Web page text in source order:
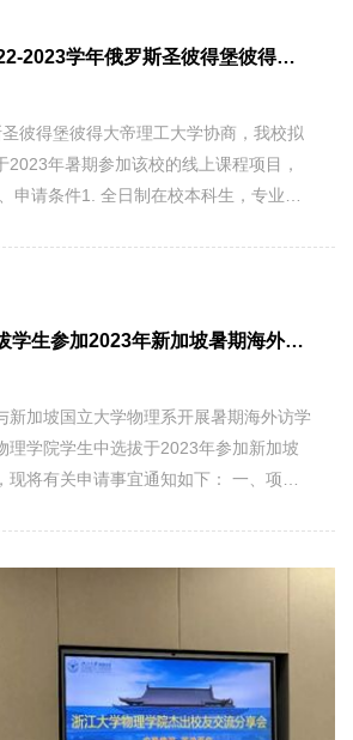
谈会上，潘帅向邹安川一行介绍了公司的
、竞争优势、发展目标以及在专利申报、
等方面与学校、企业开展合作的情况，同
间学习生活的经历，对物理学院的精心教
安川代表物理学院感谢院友们多年来对学
情况。他表示，校友是学院的宝贵财富和
、未来前景“无限可期”，希望通过此次
需求，持续增强校企合作，为毕业生顺利
更大助力，实现校企深度融合；同时也希
调研学习，胸怀远大理想抱负，脚踏实地
做人和做学问的眼界、能力。 同学们
潘帅学长深入交流。学长耐心细致地回答
题，他表示，大学是培养同学们思维方式
后，同学们在潘帅学长的带领下参观了
以及正在建设的新大楼。此次活动凸显了
的良好合作关系，为进一步夯实合作基
【选拔通知】2022-2023学年俄罗斯圣彼得堡彼得大帝理工大学线上暑期课程项目
彼得堡彼得大帝理工大学协商，我校拟
2023年暑期参加该校的线上课程项目，
申请条件1. 全日制在校本科生，专业不
年6月26日-8月25日（不同课程时间不
期课程）2. 课程领域：等离子体物理、
机器学习、土木工程、沟通领导力、能源
俄罗斯语言文化等。3. 项目形式：线
可申请国际化模块（+3）学分，并认定
：
schools/summer_school/特
信息服务平台”zdbk.zju.edu.cn（使用新版
）2. 点击“对外交流（新）”3. 点击“交流
选择项目申请，项目代码：
物理学院关于选拔学生参加2023年新加坡暑期海外访学项目的通知
新加坡国立大学物理系开展暑期海外访学
理学院学生中选拔于2023年参加新加坡
现将有关申请事宜通知如下： 一、项目
试分数500或四级>530；3．综合素质优
外交流的学生。 三、项目介绍和名额项
此项目可申请第四课堂学分。名额：本
生5人。 四、申请及选拔1.6月6日中午